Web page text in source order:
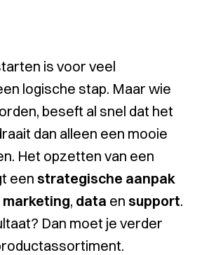
is voor veel
logische stap. Maar wie
beseft al snel dat het
dan alleen een mooie
Het opzetten van een
een strategische aanpak
marketing, data en support.
Dan moet je verder